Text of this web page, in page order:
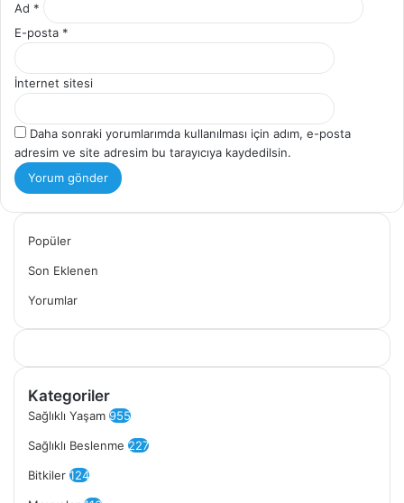
Ad *
E-posta *
İnternet sitesi
Daha sonraki yorumlarımda kullanılması için adım, e-posta
adresim ve site adresim bu tarayıcıya kaydedilsin.
Popüler
Son Eklenen
Yorumlar
Kategoriler
Sağlıklı Yaşam 955
Sağlıklı Beslenme 227
Bitkiler 124